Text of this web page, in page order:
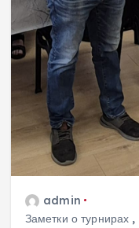
admin
Заметки о турнирах ,